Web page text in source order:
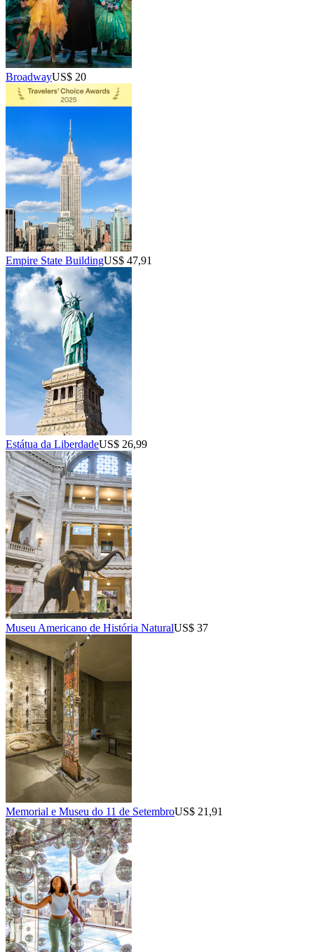
BroadwayUS$ 20
Empire State BuildingUS$ 47,91
Estátua da LiberdadeUS$ 26,99
Museu Americano de História NaturalUS$ 37
Memorial e Museu do 11 de SetembroUS$ 21,91